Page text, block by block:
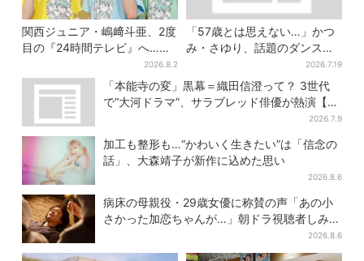
関西ジュニア・嶋﨑斗亜、2度
目の『24時間テレビ』へ…ほ
かのメンバーに助言「サポー
ターたるもの」
2026.8.2
「57歳とは思えない…」かつ
み・さゆり、話題のダンス動
画に「美脚すぎる」驚きの声
続出
2026.7.19
「本能寺の変」黒幕＝織田信澄って？ 3世代
で“大河ドラマ”、サラブレッド俳優が熱演【豊
2026.7.9
加工も整形も…“かわいく生きたい”は「信念の
話」、大森靖子が新作に込めた思い
2026.8.6
病床の母親役・29歳女優に称賛の声「あの小
さかった加恋ちゃんが…」朝ドラ視聴者しみじ
2026.8.6